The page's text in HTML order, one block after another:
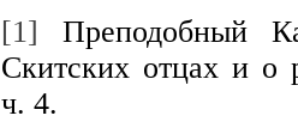
[1] Преподобный
Скитских отцах и о
ч. 4.